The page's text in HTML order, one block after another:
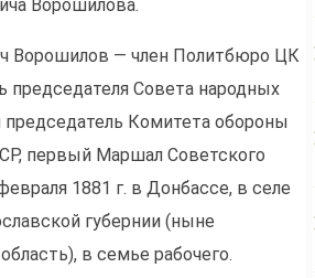
Ворошилова.
Ворошилов — член Политбюро ЦК
председателя Совета народных
Комитета обороны
первый Маршал Советского
1881 г. в Донбассе, в селе
губернии (ныне
в семье рабочего.